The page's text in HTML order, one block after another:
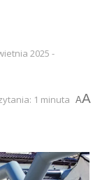
2025 -
1 minuta
AA